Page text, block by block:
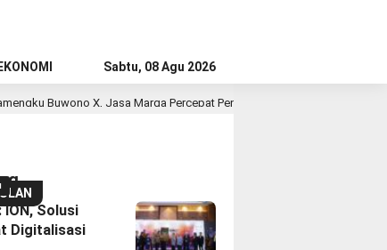
EKONOMI Sabtu, 08 Agu 2026
X, Jasa Marga Percepat Pengembangan Akses Bokoharjo Tol Jogja-
ION, Solusi
Digitalisasi